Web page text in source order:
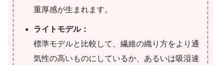
重厚感が生まれます。
ライトモデル：
標準モデルと比較して、繊維の織り方をより通
気性の高いものにしているか、あるいは吸湿速